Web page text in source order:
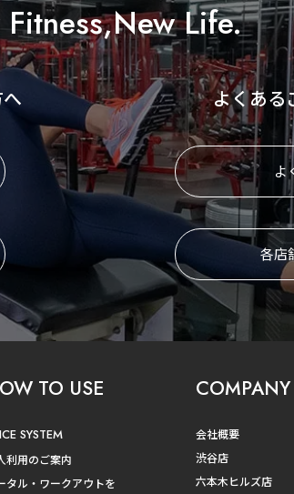
Life.
よくある
よ
各店
TO USE
SYSTEM
利用のご案内
タル・ワークアウトを
COMPANY
会社概要
渋谷店
六本木ヒルズ店